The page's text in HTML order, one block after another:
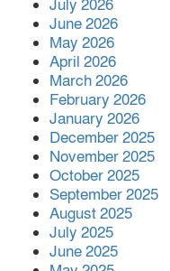
July 2026
June 2026
May 2026
April 2026
March 2026
February 2026
January 2026
December 2025
November 2025
October 2025
September 2025
August 2025
July 2025
June 2025